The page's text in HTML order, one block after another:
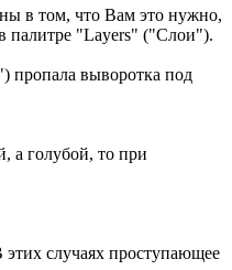
в том, что Вам это нужно,
палитре "Layers" ("Слои").
пропала выворотка под
а голубой, то при
случаях проступающее